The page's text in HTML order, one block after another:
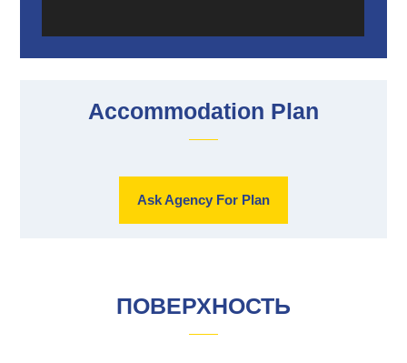
Accommodation Plan
Ask Agency For Plan
ПОВЕРХНОСТЬ